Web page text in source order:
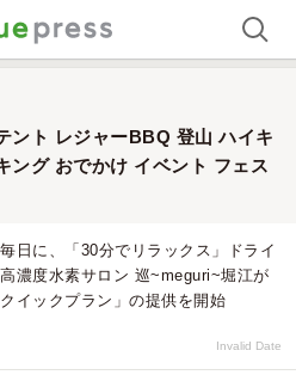
ント レジャーBBQ 登山 ハイキ
ング おでかけ イベント フェス
日に、「30分でリラックス」ドライ
濃度水素サロン 巡~meguri~堀江が
イックプラン」の提供を開始
Invalid Date